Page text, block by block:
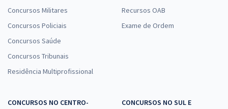
Concursos Militares
Concursos Policiais
Concursos Saúde
Concursos Tribunais
Residência Multiprofissional
Recursos OAB
Exame de Ordem
CONCURSOS NO CENTRO-
CONCURSOS NO SUL E